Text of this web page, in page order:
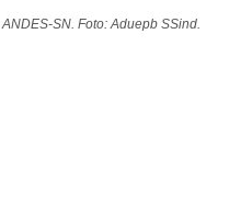
SN. Foto: Aduepb SSind.